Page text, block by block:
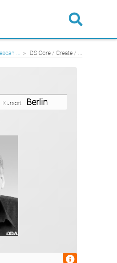
... DS Core / Create / ...
Kursort Berlin